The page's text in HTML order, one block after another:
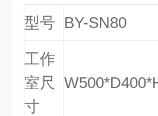
型号 BY-SN80
工作
室尺
寸